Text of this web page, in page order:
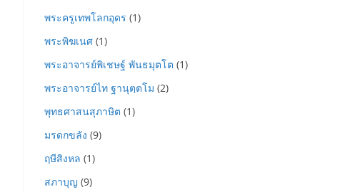
พระครูเทพโลกอุดร (1)
พระพิฆเนศ (1)
พระอาจารย์พิเชษฐ์ พันธมุตโต (1)
พระอาจารย์ไท ฐานุตฺตโม (2)
พุทธศาสนสุภาษิต (1)
มรดกขลัง (9)
ฤษีสิงหล (1)
สภาบุญ (9)